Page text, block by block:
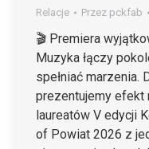
Relacje Przez pckfab
🎬 Premiera
Muzyka łączy
spełniać marzenia.
prezentujemy efekt
laureatów V edycji
of Powiat 2026 z